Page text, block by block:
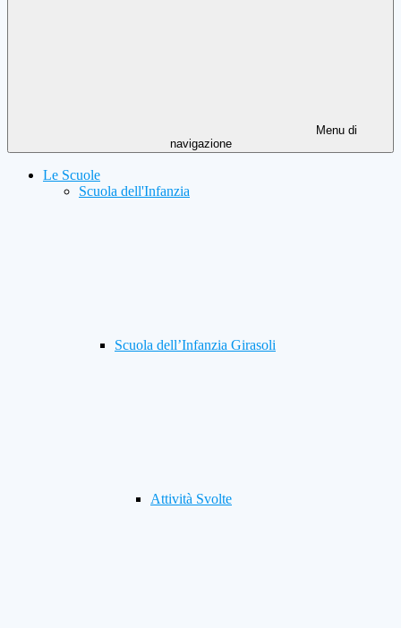
Menu di
navigazione
Le Scuole
Scuola dell'Infanzia
Scuola dell’Infanzia Girasoli
Attività Svolte